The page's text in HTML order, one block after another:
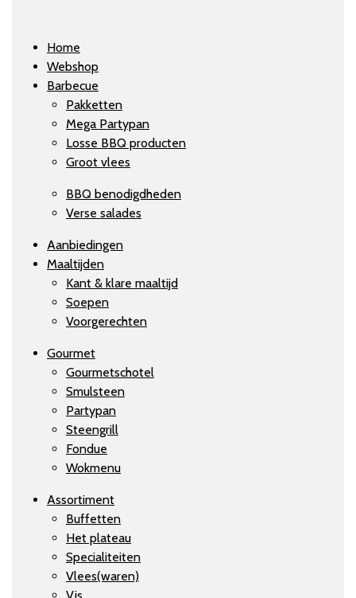
Home
Webshop
Barbecue
Pakketten
Mega Partypan
Losse BBQ producten
Groot vlees
BBQ benodigdheden
Verse salades
Aanbiedingen
Maaltijden
Kant & klare maaltijd
Soepen
Voorgerechten
Gourmet
Gourmetschotel
Smulsteen
Partypan
Steengrill
Fondue
Wokmenu
Assortiment
Buffetten
Het plateau
Specialiteiten
Vlees(waren)